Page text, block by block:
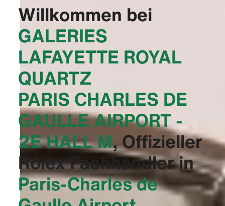
Willkommen bei
‭GALERIES
LAFAYETTE ROYAL
QUARTZ
PARIS CHARLES DE
GAULLE AIRPORT -
2E HALL M‬, Offizieller
Rolex Fachhändler in
Paris-Charles de